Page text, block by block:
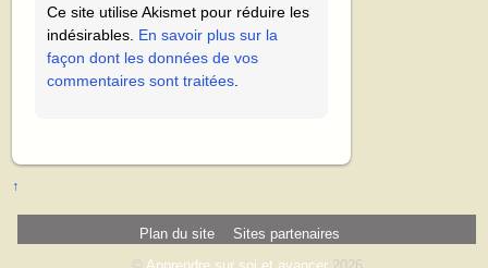
Ce site utilise Akismet pour réduire les
indésirables. En savoir plus sur la
façon dont les données de vos
commentaires sont traitées
↑
Plan du site Sites partenaires